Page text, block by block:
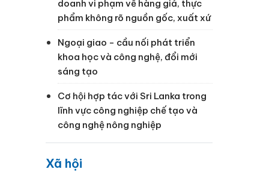
doanh vi phạm về hàng giả, thực
phẩm không rõ nguồn gốc, xuất xứ
Ngoại giao - cầu nối phát triển
khoa học và công nghệ, đổi mới
sáng tạo
Cơ hội hợp tác với Sri Lanka trong
lĩnh vực công nghiệp chế tạo và
công nghệ nông nghiệp
Xã hội